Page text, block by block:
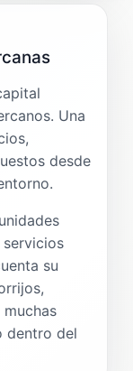
Una
desde
su
dentro del